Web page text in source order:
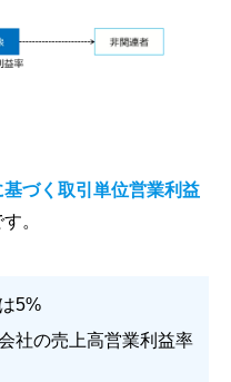
づく取引単位営業利益
。
5%
社の売上高営業利益率